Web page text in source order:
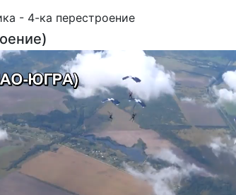
- 4-ка перестроение